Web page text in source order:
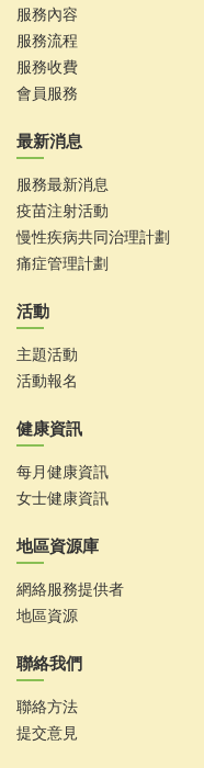
服務內容
服務流程
服務收費
會員服務
最新消息
服務最新消息
疫苗注射活動
慢性疾病共同治理計劃
痛症管理計劃
活動
主題活動
活動報名
健康資訊
每月健康資訊
女士健康資訊
地區資源庫
網絡服務提供者
地區資源
聯絡我們
聯絡方法
提交意見